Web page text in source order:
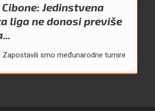
Jedinstvena
liga ne donosi previše
Zapostavili smo međunarodne turnire